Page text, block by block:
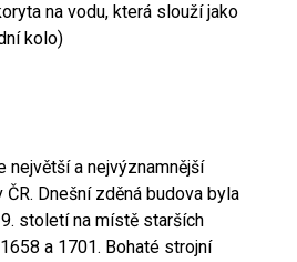
na vodu, která slouží jako
kolo)
největší a nejvýznamnější
Dnešní zděná budova byla
století na místě starších
a 1701. Bohaté strojní